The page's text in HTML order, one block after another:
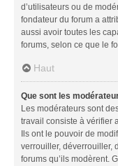
d’utilisateurs ou de
fondateur du forum a
aussi avoir toutes les
forums, selon ce que le
Haut
Que sont les
Les modérateurs sont
travail consiste à vérifier
Ils ont le pouvoir de
verrouiller, déverrouiller,
forums qu’ils modèrent.